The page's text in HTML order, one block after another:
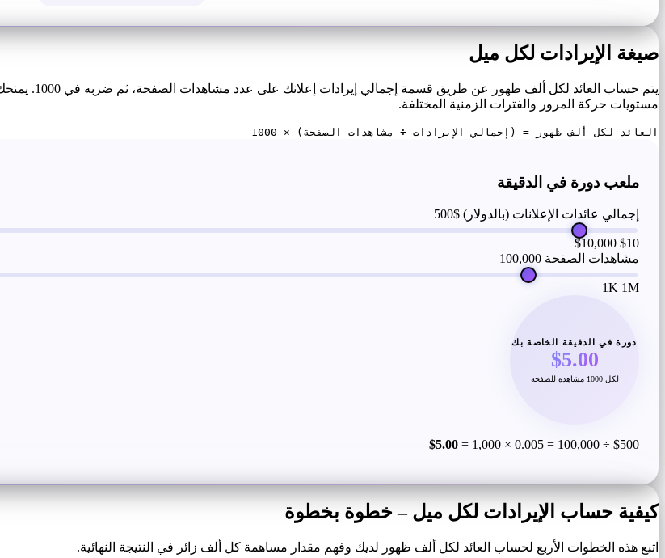
صيغة الإيرادات لكل ميل
يتم حساب
مستويات حركة المرور والفترات الزمنية المختلفة.
العائد لكل ألف ظهور = (إجمالي الإيرادات ÷ مشاهدات الصفحة) × 1000
ملعب دورة في الدقيقة
إجمالي عائدات الإعلانات (بالدولار) $500
$10
$10,000
مشاهدات الصفحة 100,000
1K 1M
دورة في الدقيقة الخاصة بك
$5.00
لكل 1000 مشاهدة للصفحة
$500 ÷ 100,000 = 0.005 × 1,000 =
$5.00
كيفية حساب الإيرادات لكل ميل – خطوة بخطوة
اتبع هذه الخطوات الأربع لحساب العائد لكل ألف ظهور لديك وفهم مقدار مساهمة كل ألف زائر في النتيجة النهائية.